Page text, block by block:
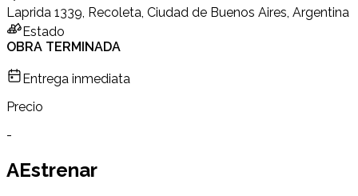
Laprida 1339, Recoleta, Ciudad de Buenos Aires, Argentina
Estado
OBRA TERMINADA
Entrega inmediata
Precio
-
AEstrenar